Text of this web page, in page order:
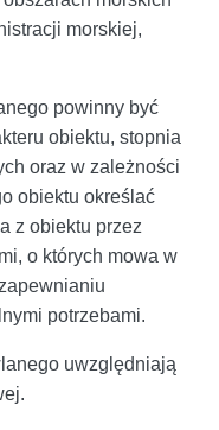
morskiej,
powinny być
obiektu, stopnia
oraz w zależności
obiektu określać
z obiektu przez
o których mowa w
potrzebami.
uwzględniają